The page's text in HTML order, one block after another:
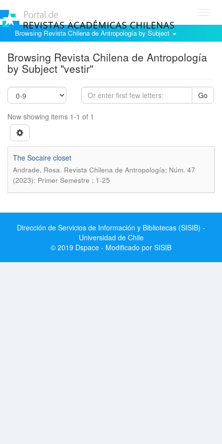
Browsing Revista Chilena de Antropología by Subject
Browsing Revista Chilena de Antropología
by Subject "vestir"
Go
Now showing items 1-1 of 1
The Socaire closet
Andrade, Rosa. Revista Chilena de Antropología; Núm. 47
(2023): Primer Semestre ; 1-25
Dirección de Servicios de Información y Bibliotecas (SISIB) -
Universidad de Chile
© 2019 Dspace - Modificado por SISIB